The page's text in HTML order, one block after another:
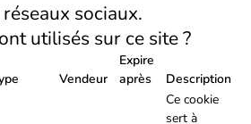
sociaux.
utilisés sur ce site ?
Vendeur
Expire
après
Description
Ce cookie
sert à